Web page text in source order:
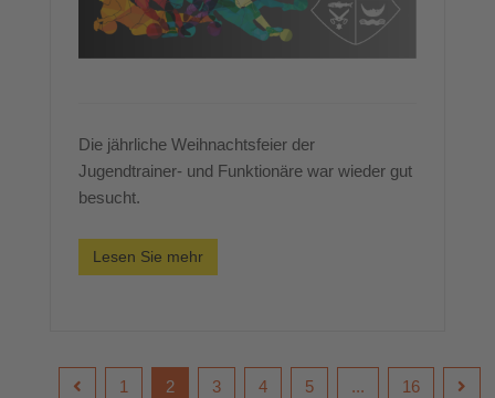
Die jährliche Weihnachtsfeier der
Jugendtrainer- und Funktionäre war wieder gut
besucht.
Lesen Sie mehr
1 2 3 4 5 ... 16